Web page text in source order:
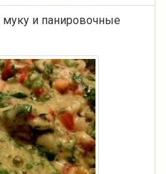
и панировочные